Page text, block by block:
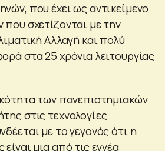
που έχει ως αντικείμενο
σχετίζονται με την
Αλλαγή και πολύ
στα 25 χρόνια λειτουργίας
των πανεπιστημιακών
στις τεχνολογίες
με το γεγονός ότι η
μια από τις εννέα